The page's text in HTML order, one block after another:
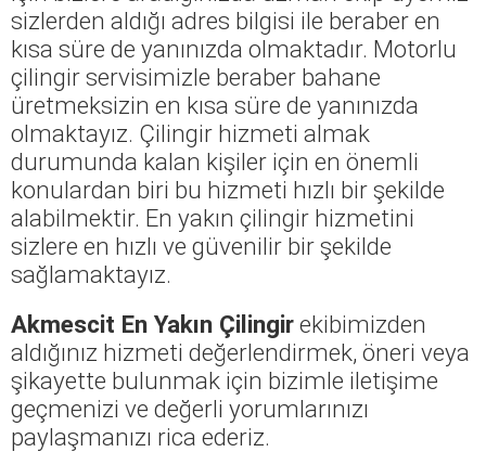
sizlerden aldığı adres bilgisi ile beraber en
kısa süre de yanınızda olmaktadır. Motorlu
çilingir servisimizle beraber bahane
üretmeksizin en kısa süre de yanınızda
olmaktayız. Çilingir hizmeti almak
durumunda kalan kişiler için en önemli
konulardan biri bu hizmeti hızlı bir şekilde
alabilmektir. En yakın çilingir hizmetini
sizlere en hızlı ve güvenilir bir şekilde
sağlamaktayız.
Akmescit En Yakın Çilingirekibimizden
aldığınız hizmeti değerlendirmek, öneri veya
şikayette bulunmak için bizimle iletişime
geçmenizi ve değerli yorumlarınızı
paylaşmanızı rica ederiz.